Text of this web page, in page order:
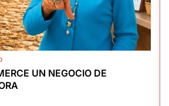
UN NEGOCIO DE